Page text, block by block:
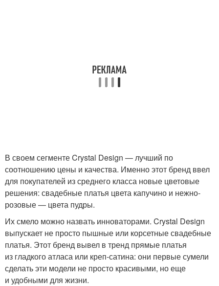
В своем сегменте Crystal Design — лучший по
соотношению цены и качества. Именно этот бренд ввел
для покупателей из среднего класса новые цветовые
решения: свадебные платья цвета капучино и нежно-
розовые — цвета пудры.
Их смело можно назвать инноваторами. Crystal Design
выпускает не просто пышные или корсетные свадебные
платья. Этот бренд вывел в тренд прямые платья
из гладкого атласа или креп-сатина: они первые сумели
сделать эти модели не просто красивыми, но еще
и удобными для жизни.